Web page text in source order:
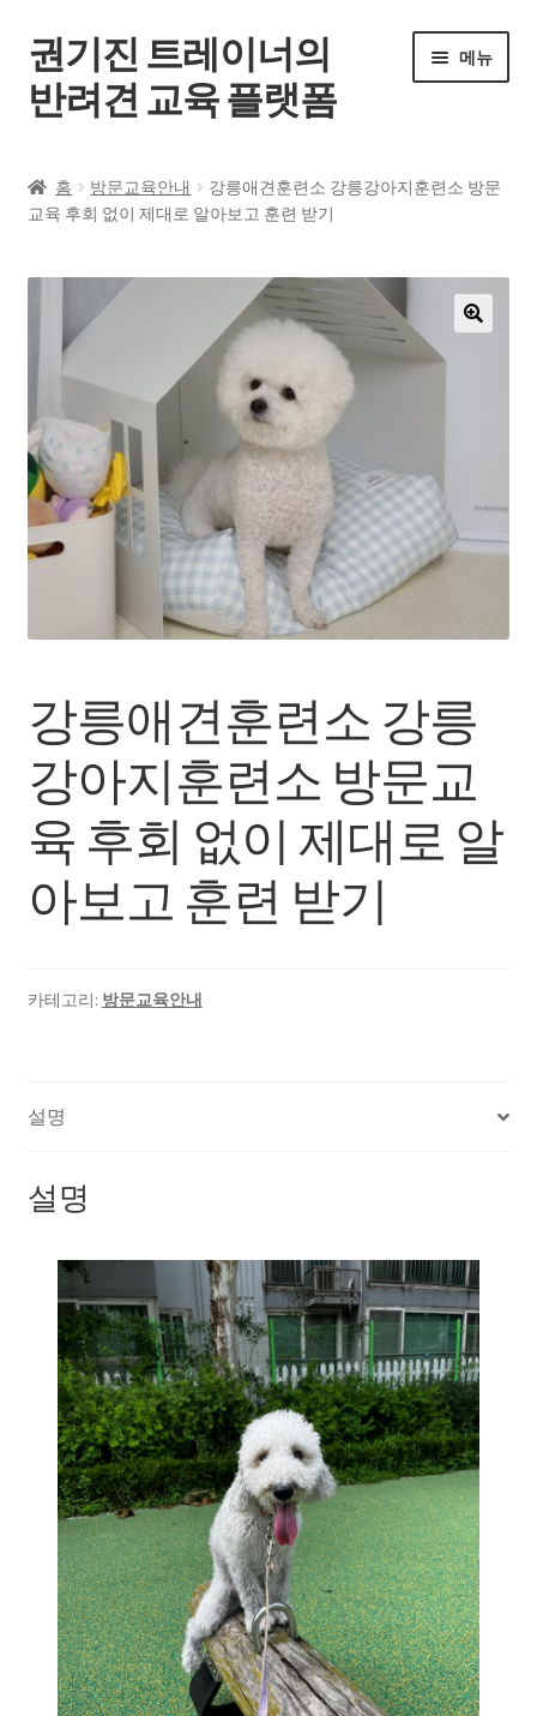
권기진 트레이너의
반려견 교육 플랫폼
메뉴
전체 강좌
공지사항
자주 묻는 질문
회원가입
내 계정
홈 방문교육안내
강릉애견훈련소 강릉강아지훈련소 방문
교육 후회 없이 제대로 알아보고 훈련 받기
강릉애견훈련소 강릉
강아지훈련소 방문교
육 후회 없이 제대로 알
아보고 훈련 받기
카테고리: 방문교육안내
설명
설명